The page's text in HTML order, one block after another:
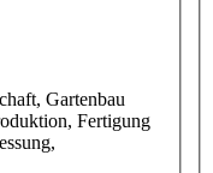
Gartenbau
Fertigung